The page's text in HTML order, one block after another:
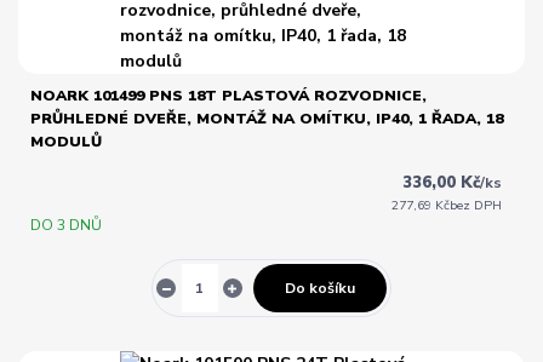
NOARK 101499 PNS 18T PLASTOVÁ ROZVODNICE,
PRŮHLEDNÉ DVEŘE, MONTÁŽ NA OMÍTKU, IP40, 1 ŘADA, 18
MODULŮ
336,00 Kč/ks
277,69 Kčbez DPH
DO 3 DNŮ
Do košíku